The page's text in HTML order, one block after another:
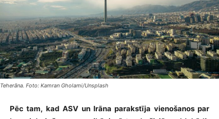
Teherāna. Foto: Kamran Gholami/Unsplash
Pēc tam, kad ASV un Irāna parakstīja vienošanos par